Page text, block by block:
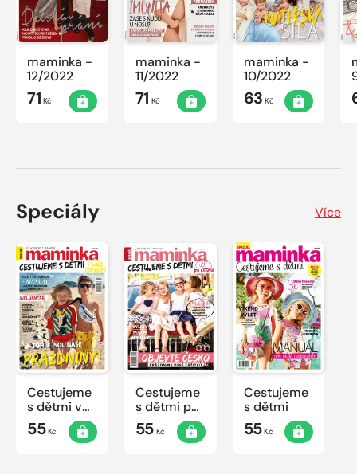
maminka -
12/2022
71 Kč
maminka -
11/2022
71 Kč
maminka -
10/2022
63 Kč
Speciály Více
Cestujeme
s dětmi v
době
covidové
55Kč
Cestujeme
s dětmi po
Česku
55Kč
Cestujeme
s dětmi
55Kč